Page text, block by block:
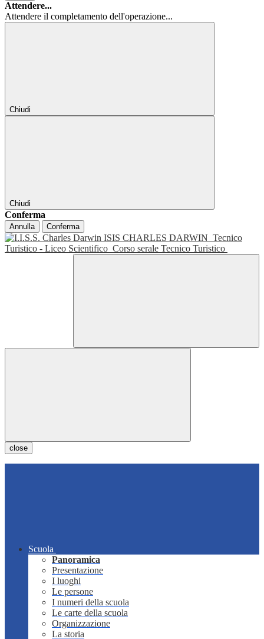
Attendere...
Attendere il completamento dell'operazione...
Chiudi
Chiudi
Conferma
Annulla Conferma
ISIS CHARLES DARWIN Tecnico
Turistico - Liceo Scientifico Corso serale Tecnico Turistico
close
Scuola
Panoramica
Presentazione
I luoghi
Le persone
I numeri della scuola
Le carte della scuola
Organizzazione
La storia